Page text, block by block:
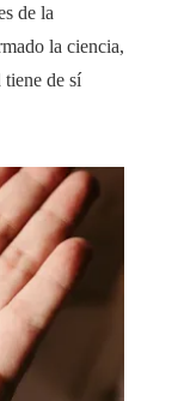
de la
la ciencia,
de sí